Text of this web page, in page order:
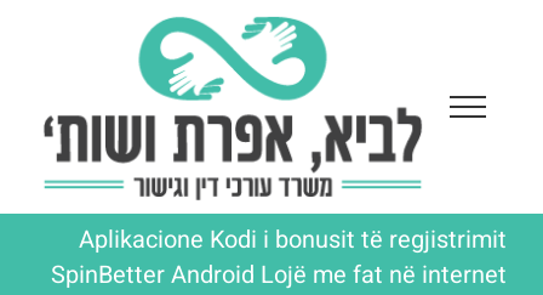
Aplikacione Kodi i bonusit të regjistrimit
SpinBetter Android Lojë me fat në internet